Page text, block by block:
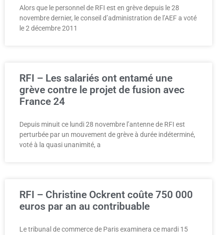
Alors que le personnel de RFI est en grève depuis le 28
novembre dernier, le conseil d’administration de l’AEF a voté
le 2 décembre 2011
RFI – Les salariés ont entamé une
grève contre le projet de fusion avec
France 24
Depuis minuit ce lundi 28 novembre l’antenne de RFI est
perturbée par un mouvement de grève à durée indéterminé,
voté à la quasi unanimité, a
RFI – Christine Ockrent coûte 750 000
euros par an au contribuable
Le tribunal de commerce de Paris examinera ce mardi 15